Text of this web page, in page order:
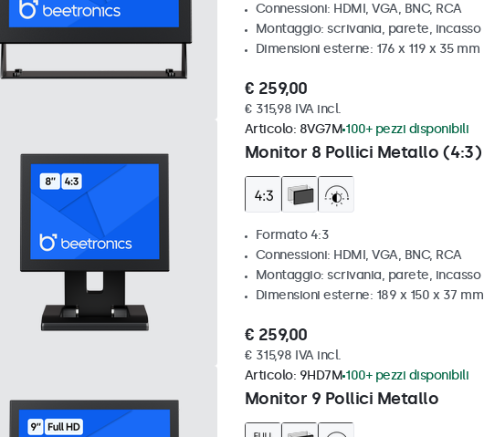
Connessioni: HDMI, VGA, BNC, RCA
Montaggio: scrivania, parete, incasso
Dimensioni esterne: 176 x 119 x 35 mm
€ 259,00
€ 315,98 IVA incl.
Monitor 8 Pollici Metallo (4:3)
Articolo: 8VG7M 100+ pezzi disponibili
Formato 4:3
Connessioni: HDMI, VGA, BNC, RCA
Montaggio: scrivania, parete, incasso
Dimensioni esterne: 189 x 150 x 37 mm
€ 259,00
€ 315,98 IVA incl.
Monitor 9 Pollici Metallo
Articolo: 9HD7M 100+ pezzi disponibili